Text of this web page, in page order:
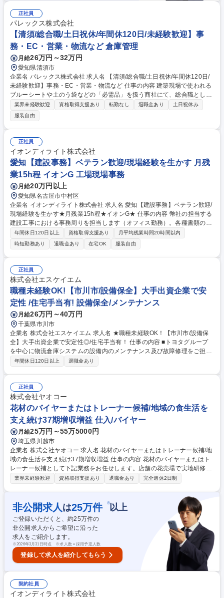
正社員
パレックス株式会社
【清須/総合職/土日祝休/年間休120日/未経験歓迎】事
務・EC・営業・物流など 倉庫管理
月給26万円～32万円
愛知県清須市
企業名 パレックス株式会社 求人名 【清須/総合職/土日祝休/年間休120日/
未経験歓迎】事務・EC・営業・物流など 仕事の内容 建築現場で使われる
ブルーシートや土のう袋などの「必需品」を扱う商社にて、総合職として
活躍いただきます。適性に応じて、営業、事務、EC運営、物流など幅広
い業務をお任せします。 適性に合わせて以下のいずれかからスタート！ ■
営業：既存のお客様へ新商品や現場資材をご案内 ■事務：注文データの入
力や電話対応 ■EC運営：ネットショップの商品登録やSNS発信 ■倉庫管
理・配送：商品の荷卸し、出荷、近隣への配送（※最大27kg程度の資材あ
り） ■IT支援：社内システムのサポート 募集職種 【清須/総合職/土日祝休/
年間休120日/未経験歓迎】事務・EC・営業・物流など
業界未経験歓迎 資格取得支援あり 転勤なし 退職金あり
土日祝休み
服装自由
正社員
イオンディライト株式会社
愛知【建設事務】ベテラン歓迎/現場経験を生かす 月残
業15h程 イオンG 工場現場事務
月給20万円以上
愛知県名古屋市中村区
企業名 イオンディライト株式会社 求人名 愛知【建設事務】ベテラン歓迎/
現場経験を生かす★月残業15h程★イオンG★ 仕事の内容 幣社の担当する
建設工事における事務周りを担当します（オフィス勤務）。各種書類の作
成やスケジュール管理、現場で必要な資料作成等を担当します。 【具体的
には】商業施設工事に関する事務処理業務として、工事関連書類の作成・
管理、現場スタッフとの連絡調整、各種データ入力作業等を行います。建
設業界での知識を生かしつつ、バックオフィスとしてオフィス内で勤務を
いただきます。働き方を整えつつ、安定して働きたい方も歓迎です。 募集
職種 愛知【建設事務】ベテラン歓迎/現場経験を生かす★月残業15h程★イ
オンG★
年間休日120日以上 資格取得支援あり
月平均残業時間20時間以内
時短勤務あり
退職金あり 在宅OK 服装自由
正社員
株式会社エスケイエム
職種未経験OK!【市川市/設備保全】大手出資企業で安
定性 /住宅手当有! 設備保全/メンテナンス
月給26万円～40万円
千葉県市川市
企業名 株式会社エスケイエム 求人名 ★職種未経験OK！【市川市/設備保
全】大手出資企業で安定性◎/住宅手当有！ 仕事の内容 ■トヨタグループ
を中心に物流倉庫システムの設備内のメンテナンス及び故障修理をご担当
いただきます。事務所を拠点に社用車で顧客先の物流センターに通ってい
システムを安定稼働させるための設備点検・調整や部品の交換 ・故障発生
時には調査を行い、それに応じた設備・部品の調整/修理/交換 など ※建物
への改変は行いません。 募集職種 ★職種未経験OK！【市川市/設備保全】
大手出資企業で安定性◎/住宅手当有！
年間休日120日以上 退職金あり
正社員
株式会社ヤオコー
花材のバイヤーまたはトレーナー候補/地域の食生活を
支え続け37期増収増益 仕入/バイヤー
月給25万円～55万5000円
埼玉県川越市
企業名 株式会社ヤオコー 求人名 花材のバイヤーまたはトレーナー候補/地
域の食生活を支え続け37期増収増益 仕事の内容 花材のバイヤーまたはト
レーナー候補として下記業務をお任せします。店舗の花売場で実地研修
後、適性を踏まえてバイヤーまたはトレーナーとして配属予定です。 【バ
携 ■品質管理 ■仕入れ業務全般の改善 ■市場や仲卸、農家等、仕入れ先の
開拓・関係構築 ■実績管理、数値分析 【トレーナー候補】■花材(生花、花
用品など)売場構築の教育 ■品質管理 ■アレンジメント技術の教育 募集職種
花材のバイヤーまたはトレーナー候補/地域の食生活を支え続け37期増収
増益
業界未経験歓迎 資格取得支援あり 退職金あり 完全週休2日制
非公開求人 は25万件 ※以上
ご登録いただくと、約25万件の
非公開求人からご希望に沿った
求人をご紹介します。
※2026年3月31日時点 ※求人数＝採用予定人数
登録して求人を紹介してもらう
契約社員
イオンディライト株式会社